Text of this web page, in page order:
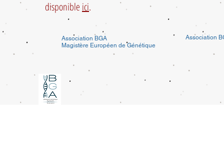
disponible ici.
Association BGA
Magistère Européen de Génétique
Association